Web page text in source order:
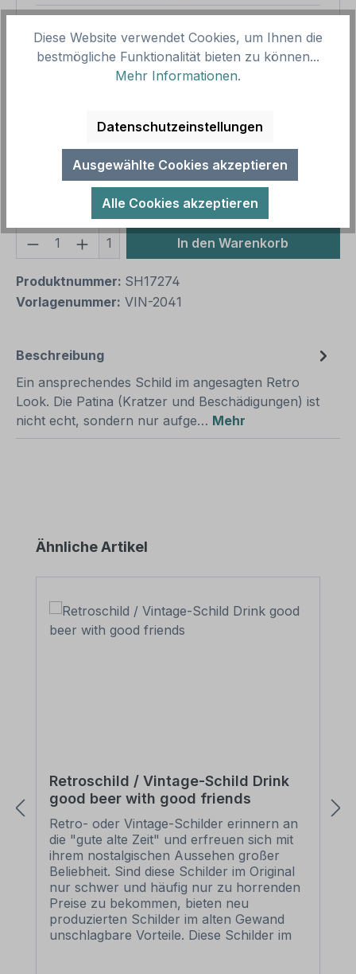
Zwischensumme
12,50 €
Gesamtpreis
Preise inkl. MwSt. zzgl. Versandkosten
Aufgrund von Neuberechnungen im Warenkorb sind
abweichende Endpreise möglich.
Produkt Anzahl: Gib den gewünschten
1 In den Warenkorb
Produktnummer: SH17274
Vorlagenummer: VIN-2041
Beschreibung
Ein ansprechendes Schild im angesagten Retro
Look. Die Patina (Kratzer und Beschädigungen) ist
nicht echt, sondern nur aufge… Mehr
Produktgalerie überspringen
Ähnliche Artikel
Retroschild / Vintage-Schild Drink
good beer with good friends
Retro- oder Vintage-Schilder erinnern an
die "gute alte Zeit" und erfreuen sich mit
ihrem nostalgischen Aussehen großer
Beliebheit. Sind diese Schilder im Original
nur schwer und häufig nur zu horrenden
Preise zu bekommen, bieten neu
produzierten Schilder im alten Gewand
unschlagbare Vorteile. Diese Schilder im
Diese Website verwendet Cookies, um Ihnen die
bestmögliche Funktionalität bieten zu können...
Mehr Informationen.
Datenschutzeinstellungen
Ausgewählte Cookies akzeptieren
Alle Cookies akzeptieren